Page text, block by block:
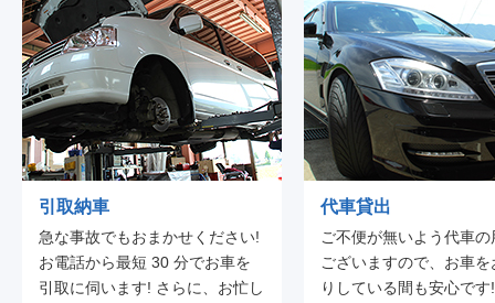
引取納車
急な事故でもおまかせください!
お電話から最短 30 分でお車を
引取に伺います! さらに、お忙し
代車貸出
ご不便が無いよう代車の
ございますので、お車を
りしている間も安心で